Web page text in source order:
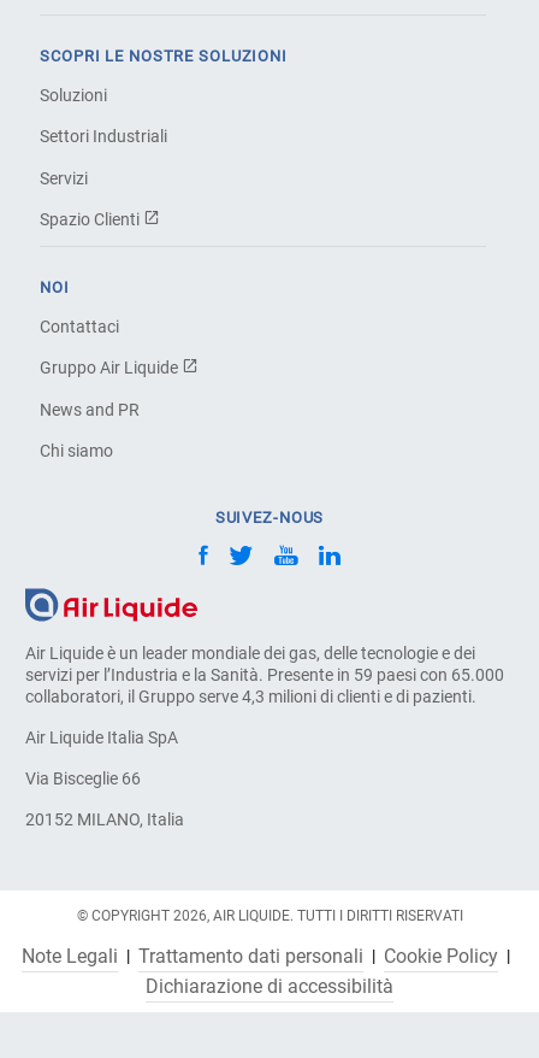
Air Liquide è un leader mondiale dei gas, delle tecnologie e dei
servizi per l’Industria e la Sanità. Presente in 59 paesi con 65.000
collaboratori, il Gruppo serve 4,3 milioni di clienti e di pazienti.
Air Liquide Italia SpA
Via Bisceglie 66
20152 MILANO, Italia
SCOPRI LE NOSTRE SOLUZIONI
Soluzioni
Settori Industriali
Servizi
Spazio Clienti
NOI
Contattaci
Gruppo Air Liquide
News and PR
Chi siamo
SUIVEZ-NOUS
© COPYRIGHT 2026, AIR LIQUIDE. TUTTI I DIRITTI RISERVATI
Note Legali Trattamento dati personali
Cookie Policy
Dichiarazione di accessibilità